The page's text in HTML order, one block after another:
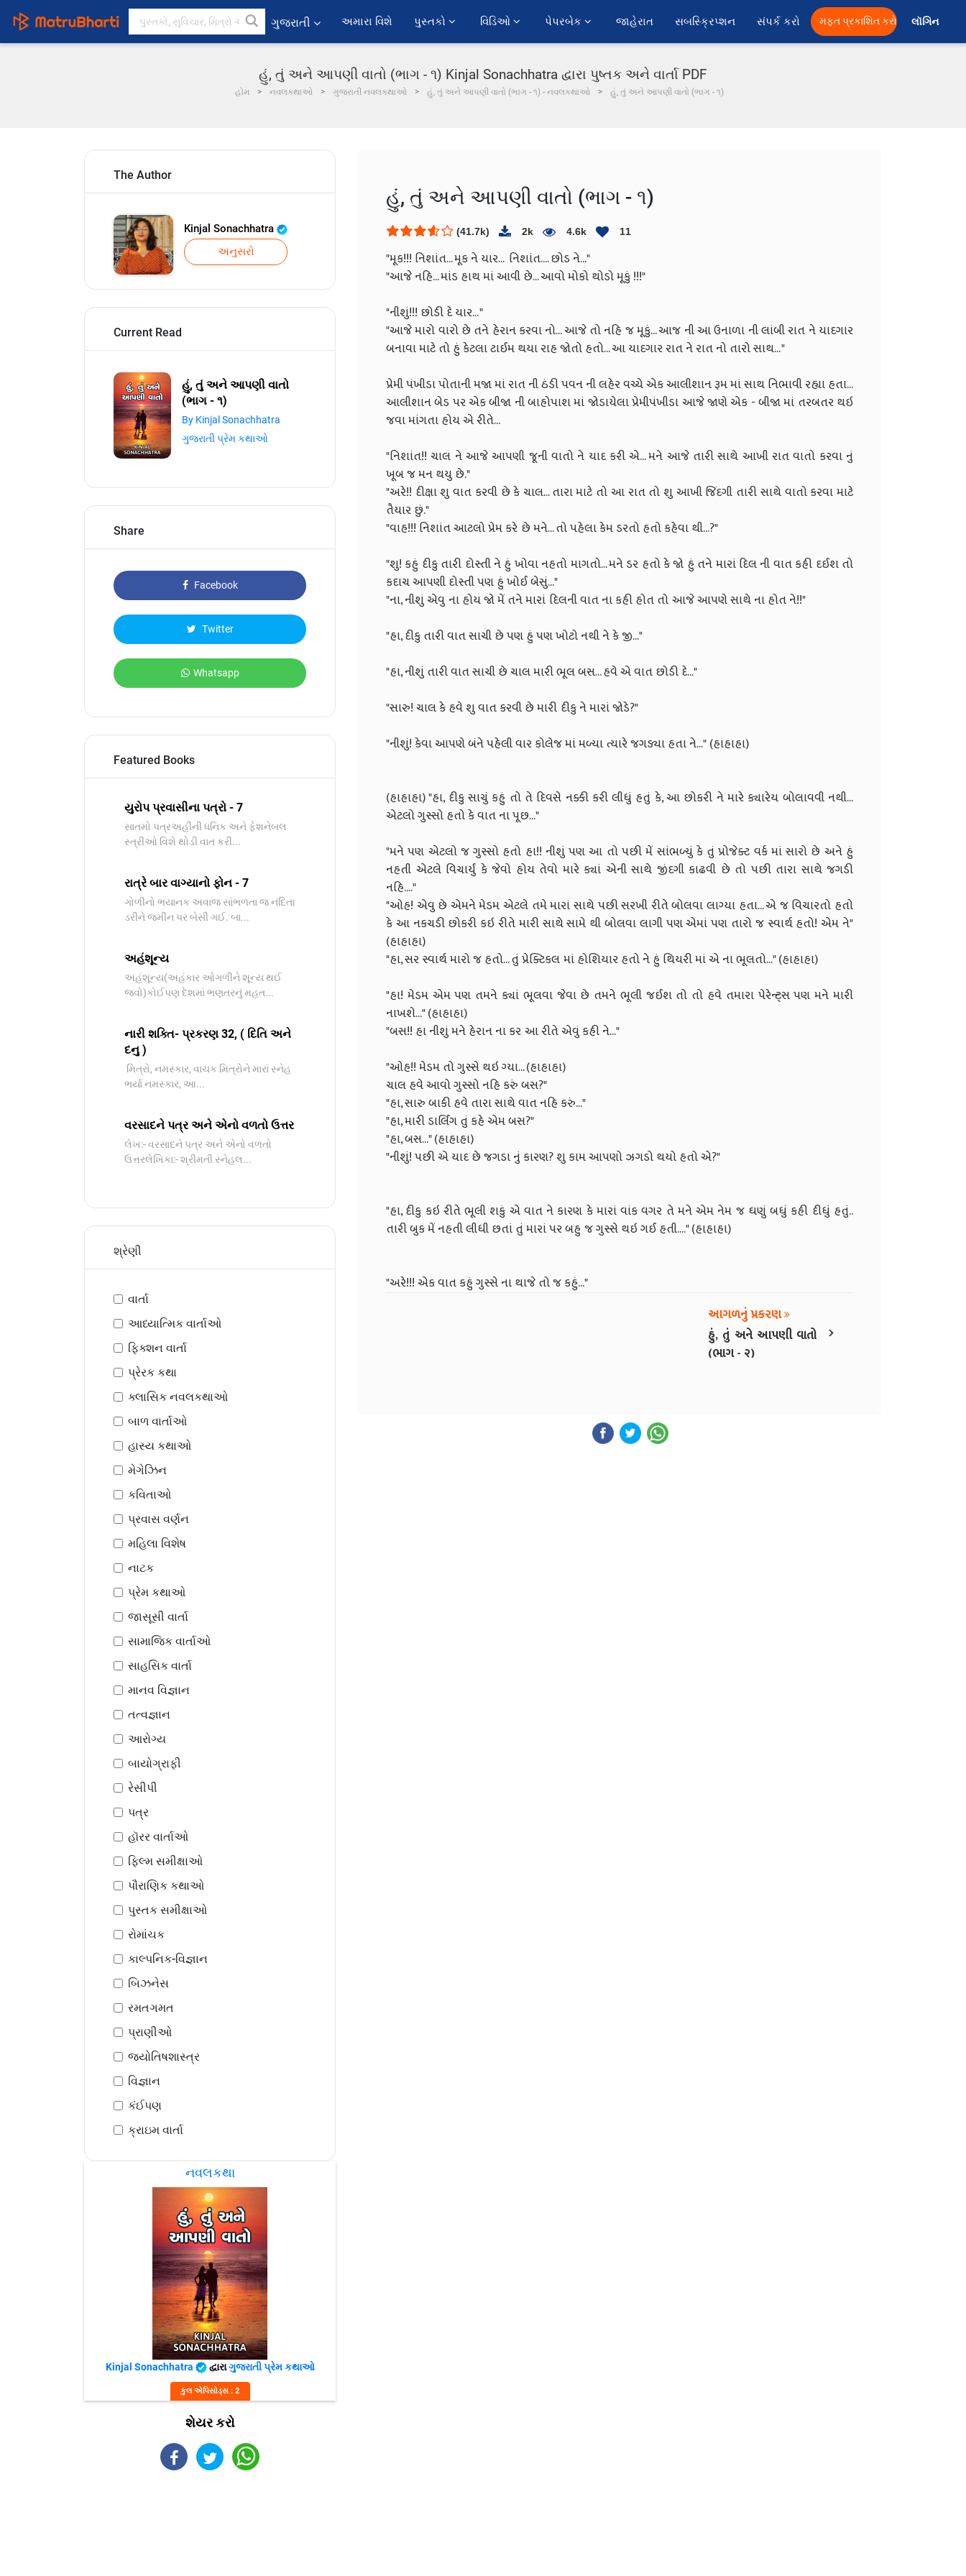
ગુજરાતી અમારા વિશે પુસ્તકો વિડિઓ પેપરબેક જાહેરાત સબસ્ક્રિપ્શન સંપર્ક કરો મફત પ્રકાશિત કરો લૉગિન
હું, તું અને આપણી વાતો (ભાગ - ૧) Kinjal Sonachhatra દ્વારા પુષ્તક અને વાર્તા PDF
હોમ નવલકથાઓ ગુજરાતી નવલકથાઓ હું, તું અને આપણી વાતો (ભાગ - ૧) - નવલકથાઓ હું, તું અને આપણી વાતો (ભાગ - ૧)
The Author
Kinjal Sonachhatra
અનુસરો
Current Read
હું, તું અને આપણી વાતો
(ભાગ - ૧)
By Kinjal Sonachhatra
ગુજરાતી પ્રેમ કથાઓ
Share
Facebook
Twitter
Whatsapp
Featured Books
યુરોપ પ્રવાસીના પત્રો - 7
સાતમો પત્રઅહીંની ધનિક અને ફેશનેબલ
સ્ત્રીઓ વિશે થોડી વાત કરી...
રાત્રે બાર વાગ્યાનો ફોન - 7
ગોળીનો ભયાનક અવાજ સાંભળતા જ નંદિતા
ડરીને જમીન પર બેસી ગઈ. બા...
અહંશૂન્ય
અહંશૂન્ય(અહંકાર ઓગળીને શૂન્ય થઈ
જવો)કોઈપણ દેશમાં ભણતરનું મહત...
નારી શક્તિ- પ્રકરણ 32, ( દિતિ અને
દનુ )
મિત્રો, નમસ્કાર, વાચક મિત્રોને મારાં સ્નેહ
ભર્યા નમસ્કાર, આ...
વરસાદને પત્ર અને એનો વળતો ઉત્તર
લેખ:- વરસાદને પત્ર અને એનો વળતો
ઉત્તરલેખિકા:- શ્રીમતી સ્નેહલ...
શ્રેણી
વાર્તા
આધ્યાત્મિક વાર્તાઓ
ફિક્શન વાર્તા
પ્રેરક કથા
ક્લાસિક નવલકથાઓ
બાળ વાર્તાઓ
હાસ્ય કથાઓ
મેગેઝિન
કવિતાઓ
પ્રવાસ વર્ણન
મહિલા વિશેષ
નાટક
પ્રેમ કથાઓ
જાસૂસી વાર્તા
સામાજિક વાર્તાઓ
સાહસિક વાર્તા
માનવ વિજ્ઞાન
તત્વજ્ઞાન
આરોગ્ય
બાયોગ્રાફી
રેસીપી
પત્ર
હૉરર વાર્તાઓ
ફિલ્મ સમીક્ષાઓ
પૌરાણિક કથાઓ
પુસ્તક સમીક્ષાઓ
રોમાંચક
કાલ્પનિક-વિજ્ઞાન
બિઝનેસ
રમતગમત
પ્રાણીઓ
જ્યોતિષશાસ્ત્ર
વિજ્ઞાન
કંઈપણ
ક્રાઇમ વાર્તા
નવલકથા
Kinjal Sonachhatra દ્વારાગુજરાતી પ્રેમ કથાઓ
કુલ એપિસોડ્સ : 2
શેયર કરો
હું, તું અને આપણી વાતો (ભાગ - ૧)
(41.7k) 2k 4.6k 11
"મૂક!!! નિશાંત... મૂક ને યાર... નિશાંત.... છોડ ને..."
"આજે નહિ... માંડ હાથ માં આવી છે... આવો મોકો થોડો મૂકું !!!"
"નીશું!!! છોડી દે યાર... "
"આજે મારો વારો છે તને હેરાન કરવા નો... આજે તો નહિ જ મૂકું... આજ ની આ ઉનાળા ની લાંબી રાત ને યાદગાર
બનાવા માટે તો હું કેટલા ટાઈમ થયા રાહ જોતો હતો... આ યાદગાર રાત ને રાત નો તારો સાથ... "
પ્રેમી પંખીડા પોતાની મજા માં રાત ની ઠંડી પવન ની લહેર વચ્ચે એક આલીશાન રૂમ માં સાથ નિભાવી રહ્યા હતા...
આલીશાન બેડ પર એક બીજા ની બાહોપાશ માં જોડાયેલા પ્રેમીપંખીડા આજે જાણે એક - બીજા માં તરબતર થઇ
જવા માંગતા હોય એ રીતે...
"નિશાંત!! ચાલ ને આજે આપણી જૂની વાતો ને યાદ કરી એ... મને આજે તારી સાથે આખી રાત વાતો કરવા નું
ખૂબ જ મન થયુ છે."
"અરે!! દીક્ષા શુ વાત કરવી છે કે ચાલ... તારા માટે તો આ રાત તો શુ આખી જિંદગી તારી સાથે વાતો કરવા માટે
તૈયાર છું."
"વાહ!!! નિશાંત આટલો પ્રેમ કરે છે મને... તો પહેલા કેમ ડરતો હતો કહેવા થી...?"
"શુ! કહું દીકુ તારી દોસ્તી ને હું ખોવા નહતો માગતો... મને ડર હતો કે જો હું તને મારાં દિલ ની વાત કહી દઈશ તો
કદાચ આપણી દોસ્તી પણ હું ખોઈ બેસું..."
"ના, નીશું એવુ ના હોય જો મેં તને મારાં દિલની વાત ના કહી હોત તો આજે આપણે સાથે ના હોત ને!!"
"હા, દીકુ તારી વાત સાચી છે પણ હું પણ ખોટો નથી ને કે જી..."
"હા, નીશું તારી વાત સાચી છે ચાલ મારી ભૂલ બસ... હવે એ વાત છોડી દે..."
"સારુ! ચાલ કે હવે શુ વાત કરવી છે મારી દીકુ ને મારાં જોડે?"
"નીશું! કેવા આપણે બંને પહેલી વાર કોલેજ માં મળ્યા ત્યારે જગડ્યા હતા ને..." (હાહાહા)
(હાહાહા) "હા, દીકુ સાચું કહું તો તે દિવસે નક્કી કરી લીધું હતું કે, આ છોકરી ને મારે ક્યારેય બોલાવવી નથી...
એટલો ગુસ્સો હતો કે વાત ના પૂછ..."
"મને પણ એટલો જ ગુસ્સો હતો હા!! નીશું પણ આ તો પછી મેં સાંભળ્યું કે તું પ્રોજેક્ટ વર્ક માં સારો છે અને હું
નહતી એટલે વિચાર્યું કે જેવો હોય તેવો મારે ક્યાં એની સાથે જીંદગી કાઢવી છે તો પછી તારા સાથે જગડી
નહિ...."
"ઓહ! એવુ છે એમને મેડમ એટલે તમે મારાં સાથે પછી સરખી રીતે બોલવા લાગ્યા હતા... એ જ વિચારતો હતો
કે આ નકચડી છોકરી કઇ રીતે મારી સાથે સામે થી બોલવા લાગી પણ એમાં પણ તારો જ સ્વાર્થ હતો! એમ ને"
(હાહાહા)
"હા, સર સ્વાર્થ મારો જ હતો... તું પ્રેક્ટિકલ માં હોશિયાર હતો ને હું થિયરી માં એ ના ભૂલતો..." (હાહાહા)
"હા! મેડમ એમ પણ તમને ક્યાં ભૂલવા જેવા છે તમને ભૂલી જઈશ તો તો હવે તમારા પેરેન્ટ્સ પણ મને મારી
નાખશે..." (હાહાહા)
"બસ!! હા નીશું મને હેરાન ના કર આ રીતે એવું કહી ને..."
"ઓહ!! મેડમ તો ગુસ્સે થઇ ગ્યા... (હાહાહા)
ચાલ હવે આવો ગુસ્સો નહિ કરું બસ?"
"હા, સારુ બાકી હવે તારા સાથે વાત નહિ કરું..."
"હા, મારી ડાર્લિંગ તું કહે એમ બસ?"
"હા, બસ..." (હાહાહા)
"નીશું! પછી એ યાદ છે જગડા નું કારણ? શુ કામ આપણો ઝગડો થયો હતો એ?"
"હા, દીકુ કઇ રીતે ભૂલી શકું એ વાત ને કારણ કે મારાં વાંક વગર તે મને એમ નેમ જ ઘણું બધું કહી દીધું હતું..
તારી બુક મેં નહતી લીધી છતાં તું મારાં પર બહુ જ ગુસ્સે થઇ ગઈ હતી...." (હાહાહા)
"અરે!!! એક વાત કહું ગુસ્સે ના થાજે તો જ કહું..."
›
આગળનું પ્રકરણ
હું, તું અને આપણી વાતો
(ભાગ - ૨)